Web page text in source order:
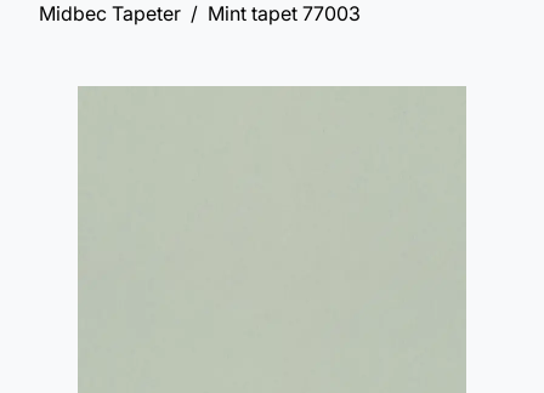
Midbec Tapeter
Mint tapet 77003